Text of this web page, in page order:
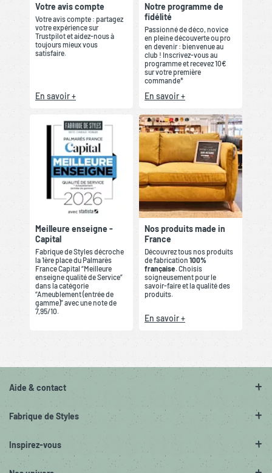
Votre avis compte
Votre avis compte : partagez
votre expérience sur
Trustpilot et aidez-nous à
toujours mieux vous
satisfaire.
En savoir +
Notre programme de
fidélité
Passionné de déco, novice
en pleine découverte ou pro
en devenir : bienvenue au
club ! Inscrivez-vous au
programme et recevez 10€
sur votre première
commande*
En savoir +
Meilleure enseigne -
Capital
Fabrique de Styles décroche
la 1ère place du Palmarès
France Capital “Meilleure
enseigne qualité de Service”
dans la catégorie
“Ameublement (entrée de
gamme)” avec une note de
7,95/10.
Nos produits made in
France
Découvrez tous nos produits
de fabrication 100%
française . Choisis
soigneusement pour le
savoir-faire et la qualité des
produits.
En savoir +
Aide & contact
Fabrique de Styles
Inspirez-vous